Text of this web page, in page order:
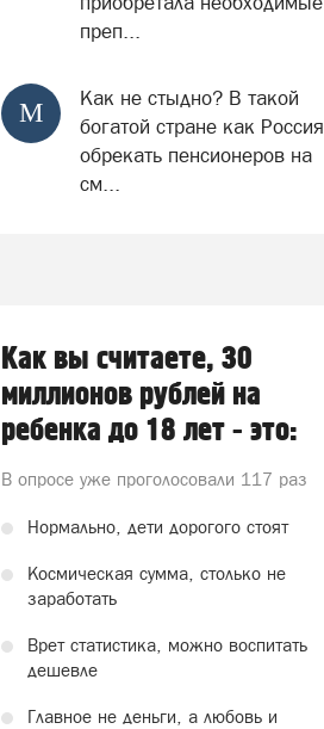
преп...
М
Как не стыдно? В такой
богатой стране как Россия
обрекать пенсионеров на
см...
Как вы считаете, 30
миллионов рублей на
ребенка до 18 лет - это:
В опросе уже проголосовали 117 раз
Нормально, дети дорогого стоят
Космическая сумма, столько не
заработать
Врет статистика, можно воспитать
дешевле
Главное не деньги, а любовь и